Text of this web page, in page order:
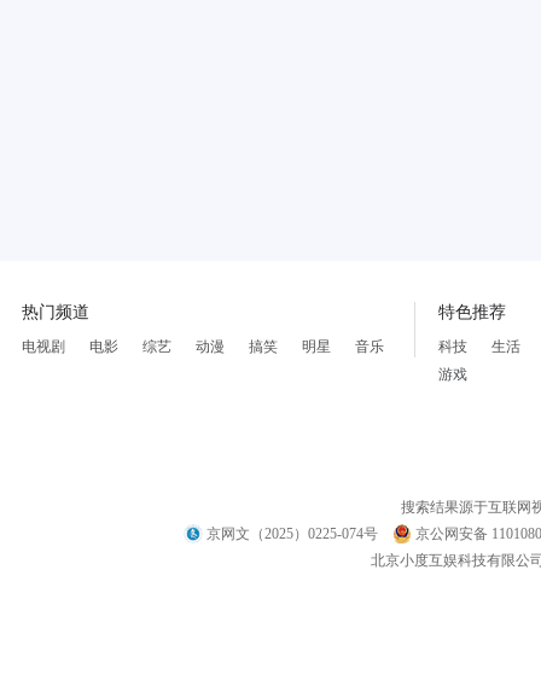
热门频道
电视剧 电影 综艺 动漫 搞笑 明星 音乐
特色推荐
科技
生活
游戏
搜索结果源于互联网
京网文（2025）0225-074号
京公网安备
北京小度互娱科技有限公